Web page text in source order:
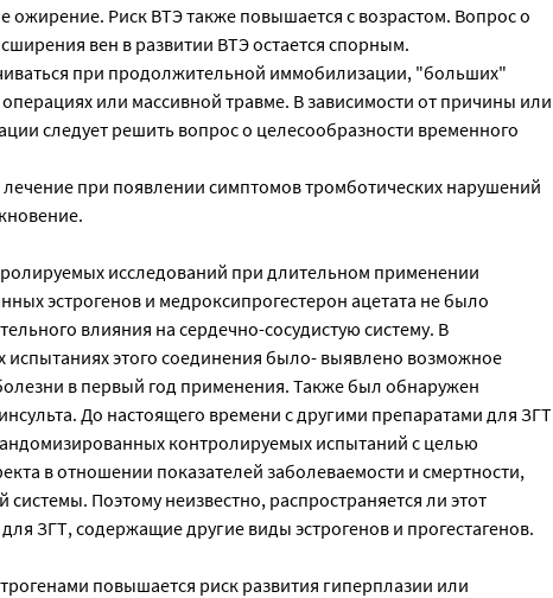
ожирение. Риск ВТЭ также повышается с возрастом. Вопрос о
вен в развитии ВТЭ остается спорным.
при продолжительной иммобилизации, "больших"
или массивной травме. В зависимости от причины или
следует решить вопрос о целесообразности временного
при появлении симптомов тромботических нарушений
исследований при длительном применении
эстрогенов и медроксипрогестерон ацетата не было
влияния на сердечно-сосудистую систему. В
этого соединения было- выявлено возможное
в первый год применения. Также был обнаружен
До настоящего времени с другими препаратами для ЗГТ
контролируемых испытаний с целью
в отношении показателей заболеваемости и смертности,
Поэтому неизвестно, распространяется ли этот
ЗГТ, содержащие другие виды эстрогенов и прогестагенов.
повышается риск развития гиперплазии или